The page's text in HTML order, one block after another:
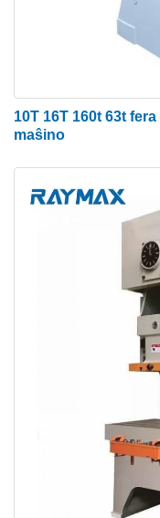
fuzelaĝo.
stampiloj estas
malgrandaj
(1) C-tipa
Ĉar la fuzelaĝo ne
truado kaŭzos
malantaŭaj
difekton de la
granda
proksimume 50%
Sed pro la
proksima al la
aliaj favoraj
estas vaste
relative
pugnomaŝino por
nuna stampanta
10T 16T 160t 63t
maŝino